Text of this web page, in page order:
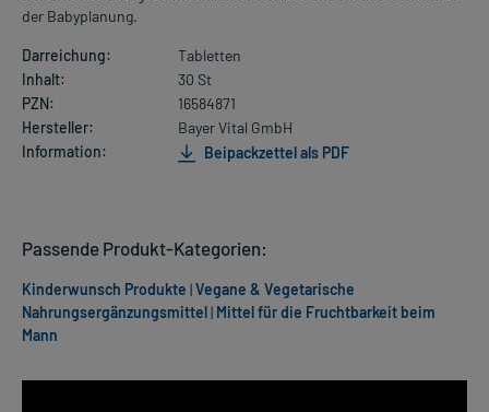
der Babyplanung.
Darreichung:
Tabletten
Inhalt:
30 St
PZN:
16584871
Hersteller:
Bayer Vital GmbH
Information:
Beipackzettel als PDF
Passende Produkt-Kategorien:
Kinderwunsch Produkte |Vegane & Vegetarische
Nahrungsergänzungsmittel| Mittel für die Fruchtbarkeit beim
Mann